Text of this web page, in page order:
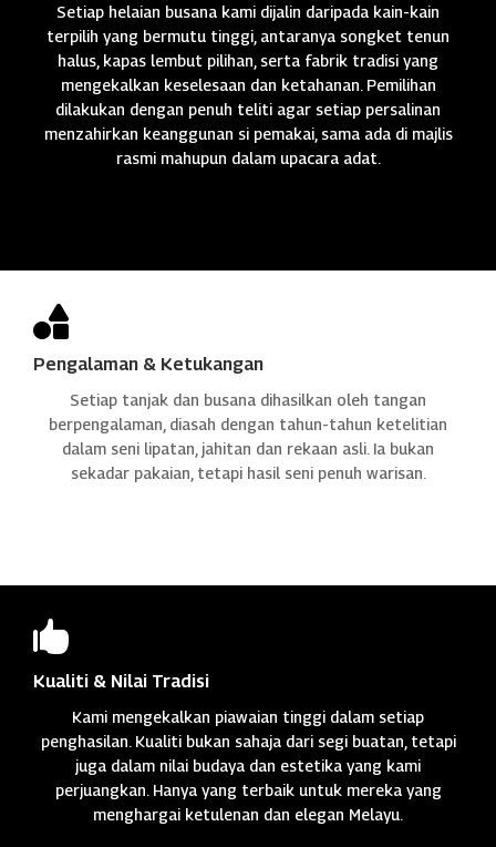
Setiap helaian busana kami dijalin daripada kain-kain
terpilih yang bermutu tinggi, antaranya songket tenun
halus, kapas lembut pilihan, serta fabrik tradisi yang
mengekalkan keselesaan dan ketahanan. Pemilihan
dilakukan dengan penuh teliti agar setiap persalinan
menzahirkan keanggunan si pemakai, sama ada di majlis
rasmi mahupun dalam upacara adat.

Pengalaman & Ketukangan
Setiap tanjak dan busana dihasilkan oleh tangan
berpengalaman, diasah dengan tahun-tahun ketelitian
dalam seni lipatan, jahitan dan rekaan asli. Ia bukan
sekadar pakaian, tetapi hasil seni penuh warisan.

Kualiti & Nilai Tradisi
Kami mengekalkan piawaian tinggi dalam setiap
penghasilan. Kualiti bukan sahaja dari segi buatan, tetapi
juga dalam nilai budaya dan estetika yang kami
perjuangkan. Hanya yang terbaik untuk mereka yang
menghargai ketulenan dan elegan Melayu.